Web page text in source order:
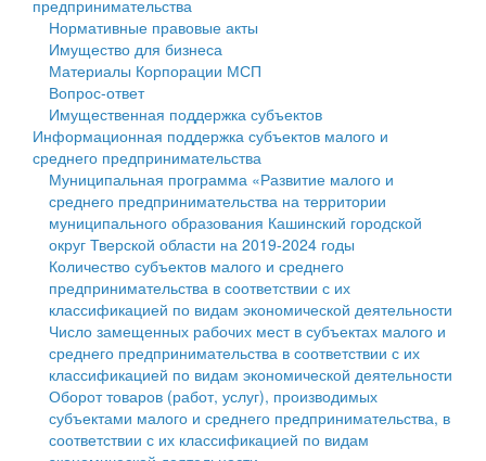
Государственные услуги
Промышленность и АПК
Экономика и бизнес
...
Символика
Устав
Гостям округа
Туризм
Культура
Образование
Здравоохранение
Социальная защита
Фотоальбом
муниципального округа Тверской области
Администрация Кашинского муниципального округа
Тверской области
Управление сельскими территориями
Открытые данные
Работа с обращениями граждан
Муниципальный контроль
Муниципальные услуги
Проекты административных регламентов
Антимонопольный комплаенс
Финансовое управление
Бюджет для граждан
Имущество
Выявление правообладателей ранее учтенных
объектов недвижимости
Имущественная поддержка субъектов малого и
среднего предпринимательства
Информационная поддержка субъектов малого и
среднего предпринимательства
Муниципальные программы
предпринимательства
Нормативные правовые акты
Имущество для бизнеса
Материалы Корпорации МСП
Вопрос-ответ
Имущественная поддержка субъектов
Информационная поддержка субъектов малого и
среднего предпринимательства
Муниципальная программа «Развитие малого и
среднего предпринимательства на территории
муниципального образования Кашинский городской
округ Тверской области на 2019-2024 годы
Количество субъектов малого и среднего
предпринимательства в соответствии с их
классификацией по видам экономической деятельности
Число замещенных рабочих мест в субъектах малого и
среднего предпринимательства в соответствии с их
классификацией по видам экономической деятельности
Оборот товаров (работ, услуг), производимых
субъектами малого и среднего предпринимательства, в
соответствии с их классификацией по видам